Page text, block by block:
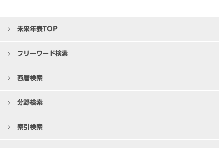
未来年表TOP
フリーワード検索
西暦検索
分野検索
索引検索